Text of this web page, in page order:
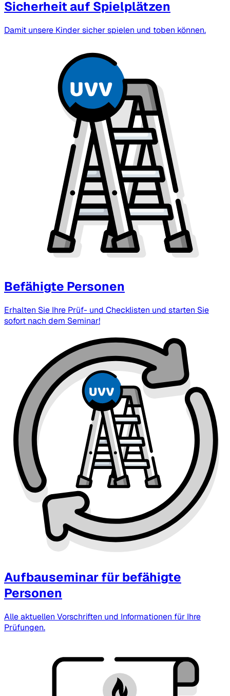
Sicherheit auf Spielplätzen
Damit unsere Kinder sicher spielen und toben können.
Befähigte Personen
Erhalten Sie Ihre Prüf- und Checklisten und starten Sie
sofort nach dem Seminar!
Aufbauseminar für befähigte
Personen
Alle aktuellen Vorschriften und Informationen für Ihre
Prüfungen.